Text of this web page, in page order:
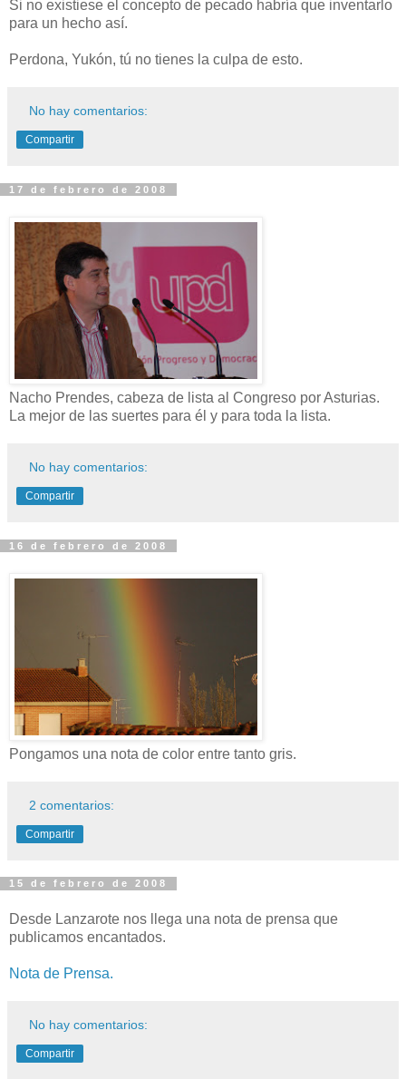
Si no existiese el concepto de pecado habría que inventarlo
para un hecho así.
Perdona, Yukón, tú no tienes la culpa de esto.
No hay comentarios:
Compartir
17 de febrero de 2008
Nacho Prendes, cabeza de lista al Congreso por Asturias.
La mejor de las suertes para él y para toda la lista.
No hay comentarios:
Compartir
16 de febrero de 2008
Pongamos una nota de color entre tanto gris.
2 comentarios:
Compartir
15 de febrero de 2008
Desde Lanzarote nos llega una nota de prensa que
publicamos encantados.
Nota de Prensa.
No hay comentarios:
Compartir